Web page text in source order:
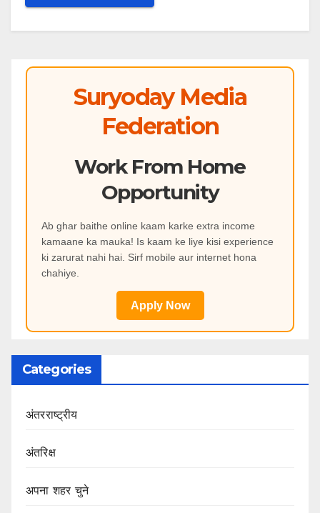
Suryoday Media
Federation
Work From Home
Opportunity
Ab ghar baithe online kaam karke extra income
kamaane ka mauka! Is kaam ke liye kisi experience
ki zarurat nahi hai. Sirf mobile aur internet hona
chahiye.
Apply Now
Categories
अंतरराष्ट्रीय
अंतरिक्ष
अपना शहर चुने